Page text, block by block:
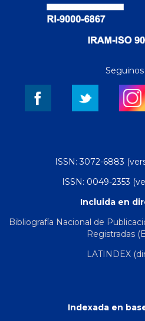
Seguinos
ISSN: 3072-6883
ISSN: 0049-2353
Incluida en
Bibliografía Nacional de
Registradas
LATINDEX
Indexada en